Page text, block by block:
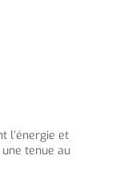
l’énergie et
tenue au